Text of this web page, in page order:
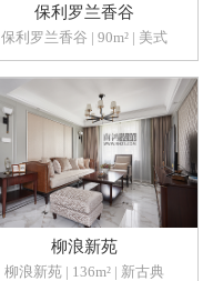
保利罗兰香谷
保利罗兰香谷 | 90m² | 美式
柳浪新苑
柳浪新苑 | 136m² | 新古典